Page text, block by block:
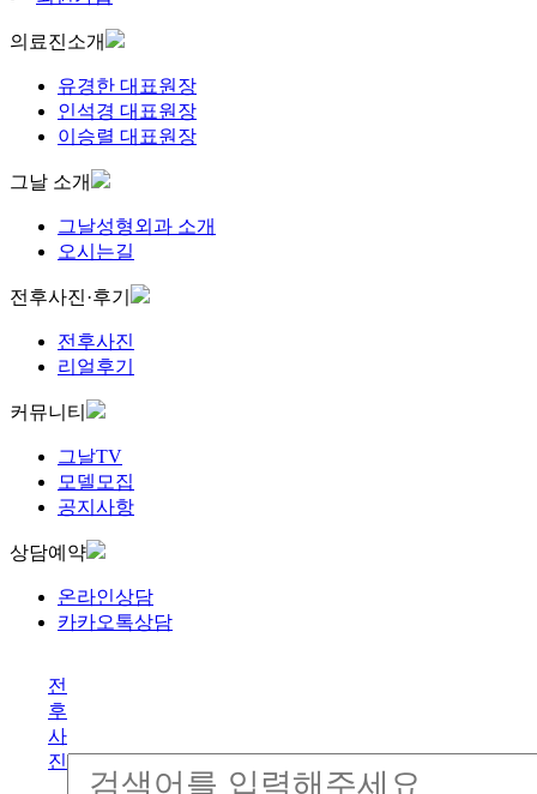
의료진소개
유경한 대표원장
인석경 대표원장
이승렬 대표원장
그날 소개
그날성형외과 소개
오시는길
전후사진·후기
전후사진
리얼후기
커뮤니티
그날TV
모델모집
공지사항
상담예약
온라인상담
카카오톡상담
전
후
사
진